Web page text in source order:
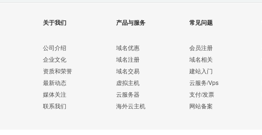
关于我们
公司介绍
企业文化
资质和荣誉
最新动态
媒体关注
联系我们
产品与服务
域名优惠
域名注册
域名交易
虚拟主机
云服务器
海外云主机
常见问题
会员注册
域名相关
建站入门
云服务/Vps
支付/发票
网站备案